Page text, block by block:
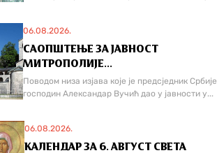
06.08.2026.
САОПШТЕЊЕ ЗА ЈАВНОСТ
МИТРОПОЛИЈЕ...
Поводом низа изјава које је предсједник Србије
господин Александар Вучић дао у јавности у...
06.08.2026.
КАЛЕНДАР ЗА 6. АВГУСТ СВЕТА